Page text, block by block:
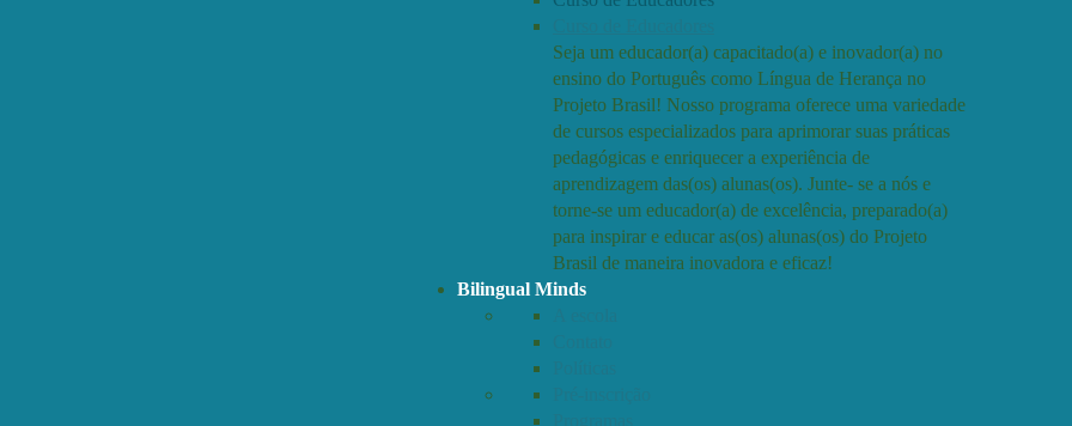
Seja um educador(a) capacitado(a) e inovador(a) no
ensino do Português como Língua de Herança no
Projeto Brasil! Nosso programa oferece uma variedade
de cursos especializados para aprimorar suas práticas
pedagógicas e enriquecer a experiência de
aprendizagem das(os) alunas(os). Junte- se a nós e
torne-se um educador(a) de excelência, preparado(a)
para inspirar e educar as(os) alunas(os) do Projeto
Brasil de maneira inovadora e eficaz!
Bilingual Minds